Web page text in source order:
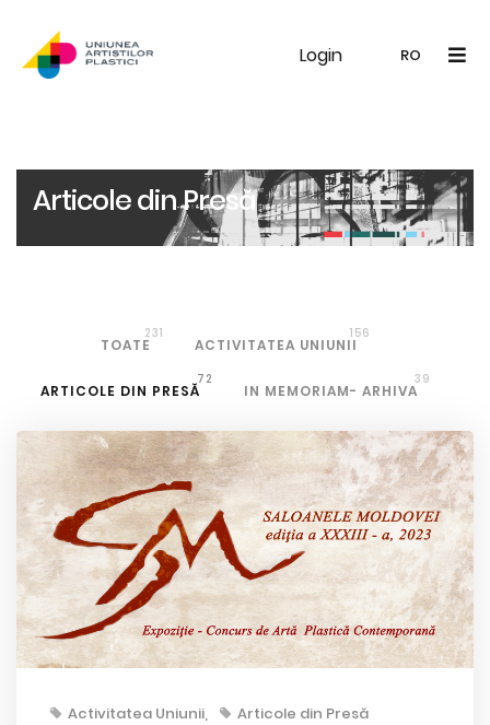
Login RO
UAP Galerie Noutăți
Articole din Presă
TOATE
231
ACTIVITATEA UNIUNII
156
ARTICOLE DIN PRESĂ
72
IN MEMORIAM- ARHIVA
39
Activitatea Uniunii Articole din Presă